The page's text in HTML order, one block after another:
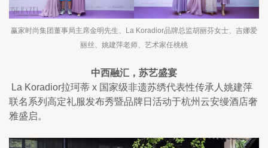
赢家时尚集团董事局主席金明先生、La Koradior品牌总监胡丽芬女士、吉娜爱
丽丝、姚建萍老师、艺术家任桃桃
中西融汇，苏艺盛宴
La Koradior拉珂蒂 x 国家级非遗苏绣代表性传承人姚建萍
联名系列高定礼服发布秀暨品牌日活动于杭州云安缦酒店奢
雅盛启。